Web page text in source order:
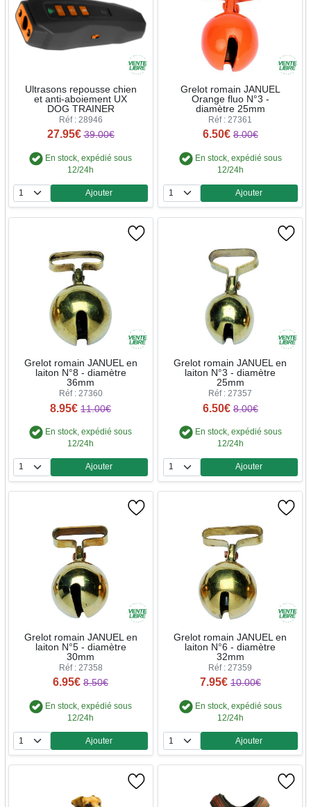
Ultrasons repousse chien
et anti-aboiement UX
DOG TRAINER
Réf : 28946
27.95€ 39.00€
En stock, expédié sous
12/24h
Quantité
Ajouter
Grelot romain JANUEL
Orange fluo N°3 -
diamètre 25mm
Réf : 27361
6.50€ 8.00€
En stock, expédié sous
12/24h
Quantité
Ajouter
Grelot romain JANUEL en
laiton N°8 - diamètre
36mm
Réf : 27360
8.95€ 11.00€
En stock, expédié sous
12/24h
Quantité
Ajouter
Grelot romain JANUEL en
laiton N°3 - diamètre
25mm
Réf : 27357
6.50€ 8.00€
En stock, expédié sous
12/24h
Quantité
Ajouter
Grelot romain JANUEL en
laiton N°5 - diamètre
30mm
Réf : 27358
6.95€ 8.50€
En stock, expédié sous
12/24h
Quantité
Ajouter
Grelot romain JANUEL en
laiton N°6 - diamètre
32mm
Réf : 27359
7.95€ 10.00€
En stock, expédié sous
12/24h
Quantité
Ajouter